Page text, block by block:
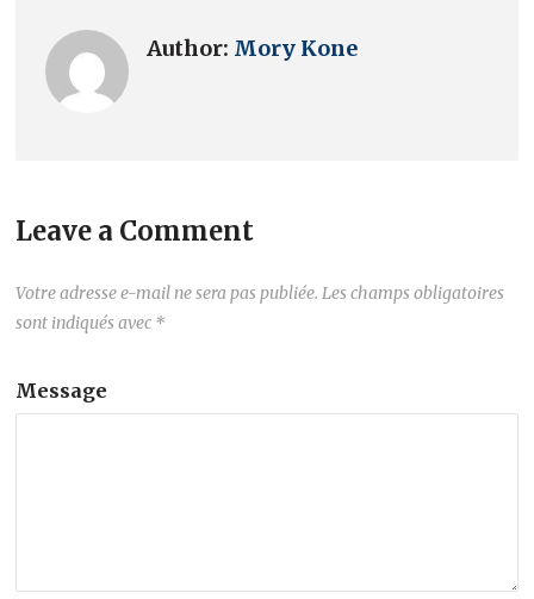
Author: Mory Kone
Leave a Comment
Votre adresse e-mail ne sera pas publiée. Les champs obligatoires
sont indiqués avec *
Message